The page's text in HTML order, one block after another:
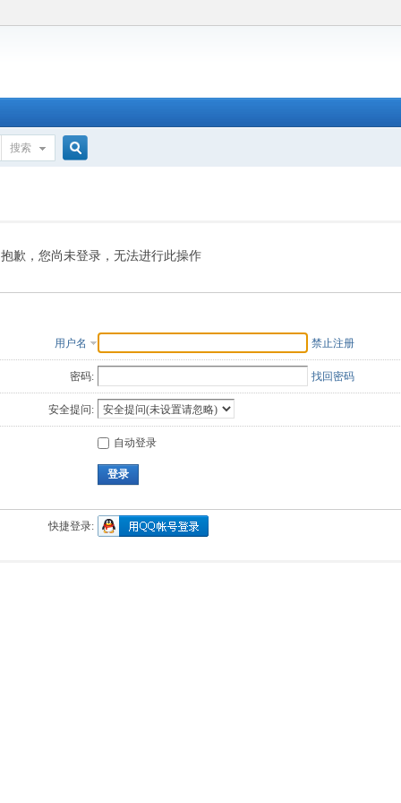
搜索
索
抱歉，您尚未登录，无法进行此操作
用户名 禁止注册
密码: 找回密码
安全提问:
自动登录
登录
快捷登录: